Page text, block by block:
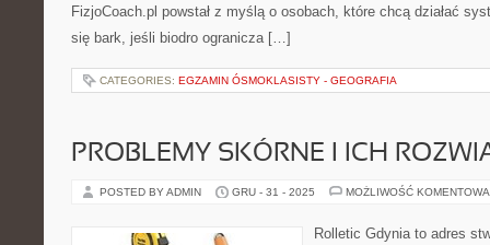
FizjoCoach.pl powstał z myślą o osobach, które chcą działać
się bark, jeśli biodro ogranicza […]
CATEGORIES: EGZAMIN ÓSMOKLASISTY - GEOGRAFIA
PROBLEMY SKÓRNE I ICH
POSTED BY ADMIN GRU - 31 - 2025 MOŻLIWOŚĆ
Rolletic Gdynia to adres